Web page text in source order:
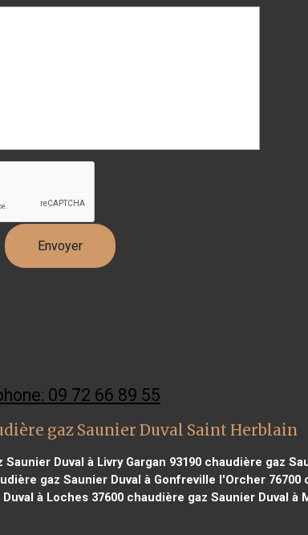
09 72 66 89 55
gaz Saunier Duval Saint Herblain
Duval à Livry Gargan 93190 chaudière gaz
gaz Saunier Duval à Gonfreville l'Orcher 76700
à Loches 37600chaudière gaz Saunier Duval à